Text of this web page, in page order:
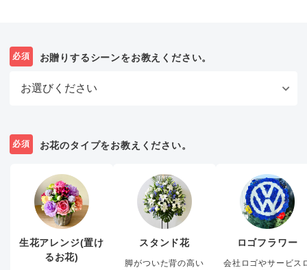
必須 お贈りするシーンをお教えください。
必須 お花のタイプをお教えください。
生花アレンジ(置け
るお花)
スタンド花
脚がついた背の高い
ロゴフラワー
会社ロゴやサービス